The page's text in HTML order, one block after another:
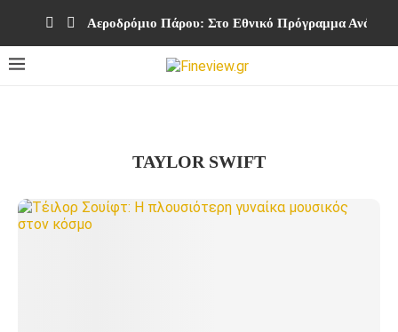
Αεροδρόμιο Πάρου: Στο Εθνικό Πρόγραμμα
TAYLOR SWIFT